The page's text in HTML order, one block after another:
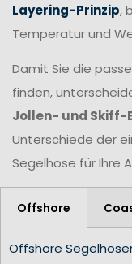
Layering-Prinzip,
Temperatur und
Damit Sie die
finden,
Jollen- und Skiff-
Unterschiede der
Segelhose für Ihre
Offshore
Offshore